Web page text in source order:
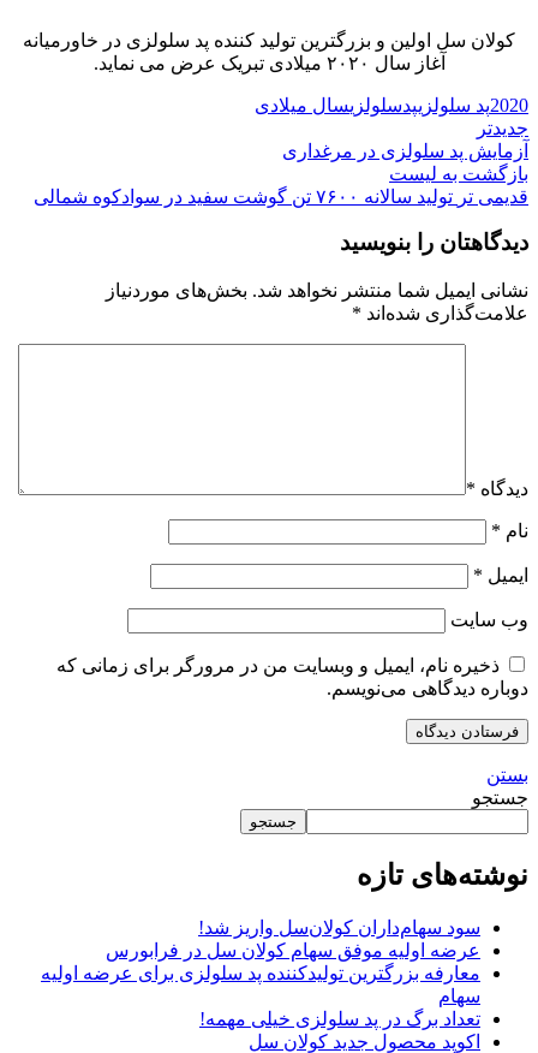
کولان سل اولین و بزرگترین تولید کننده پد سلولزی در خاورمیانه
آغاز سال ۲۰۲۰ میلادی تبریک عرض می نماید.
2020پد سلولزیپدسلولزیسال میلادی
جدیدتر
آزمایش پد سلولزی در مرغداری
بازگشت به لیست
قدیمی تر تولید سالانه ۷۶۰۰ تن گوشت سفید در سوادکوه‌ شمالی
دیدگاهتان را بنویسید
نشانی ایمیل شما منتشر نخواهد شد. بخش‌های موردنیاز
علامت‌گذاری شده‌اند *
دیدگاه *
نام *
ایمیل *
وب‌ سایت
ذخیره نام، ایمیل و وبسایت من در مرورگر برای زمانی که
دوباره دیدگاهی می‌نویسم.
بستن
جستجو
جستجو
نوشته‌های تازه
سود سهام‌داران کولان‌سل واریز شد!
عرضه اولیه موفق سهام کولان سل در فرابورس
معارفه بزرگترین تولیدکننده پد سلولزی برای عرضه اولیه
سهام
تعداد برگ در پد سلولزی خیلی مهمه!
اکوپد محصول جدید کولان‌ سل